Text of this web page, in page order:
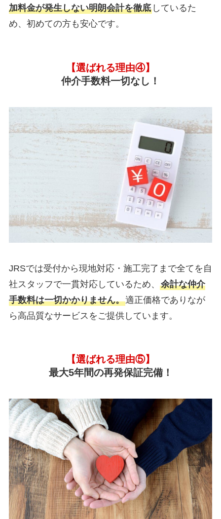
加料金が発生しない明朗会計を徹底しているた
め、初めての方も安心です。
【選ばれる理由④】
仲介手数料一切なし！
JRSでは受付から現地対応・施工完了まで全てを自
社スタッフで一貫対応しているため、 余計な仲介
手数料は一切かかりません。適正価格でありなが
ら高品質なサービスをご提供しています。
【選ばれる理由⑤】
最大5年間の再発保証完備！